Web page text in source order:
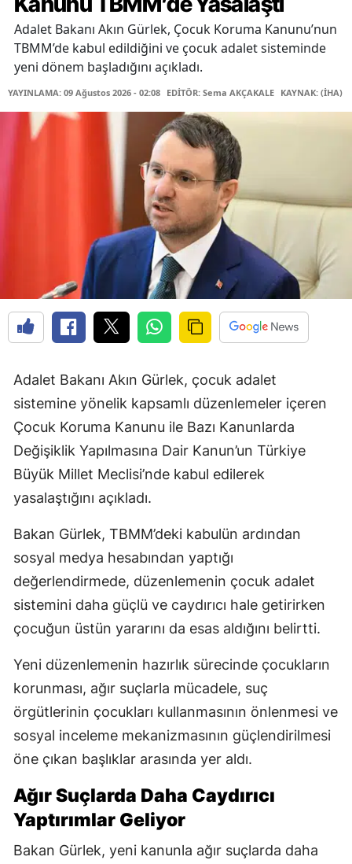
Adalet Bakanı Akın Gürlek, Çocuk Koruma Kanunu’nun
TBMM’de kabul edildiğini ve çocuk adalet sisteminde
yeni dönem başladığını açıkladı.
YAYINLAMA: 09 Ağustos 2026 - 02:08 EDİTÖR: Sema AKÇAKALE KAYNAK: (İHA)
Adalet Bakanı Akın Gürlek, çocuk adalet
sistemine yönelik kapsamlı düzenlemeler içeren
Çocuk Koruma Kanunu ile Bazı Kanunlarda
Değişiklik Yapılmasına Dair Kanun’un Türkiye
Büyük Millet Meclisi’nde kabul edilerek
yasalaştığını açıkladı.
Bakan Gürlek, TBMM’deki kabulün ardından
sosyal medya hesabından yaptığı
değerlendirmede, düzenlemenin çocuk adalet
sistemini daha güçlü ve caydırıcı hale getirirken
çocuğun üstün yararını da esas aldığını belirtti.
Yeni düzenlemenin hazırlık sürecinde çocukların
korunması, ağır suçlarla mücadele, suç
örgütlerinin çocukları kullanmasının önlenmesi ve
sosyal inceleme mekanizmasının güçlendirilmesi
öne çıkan başlıklar arasında yer aldı.
Ağır Suçlarda Daha Caydırıcı
Yaptırımlar Geliyor
Bakan Gürlek, yeni kanunla ağır suçlarda daha